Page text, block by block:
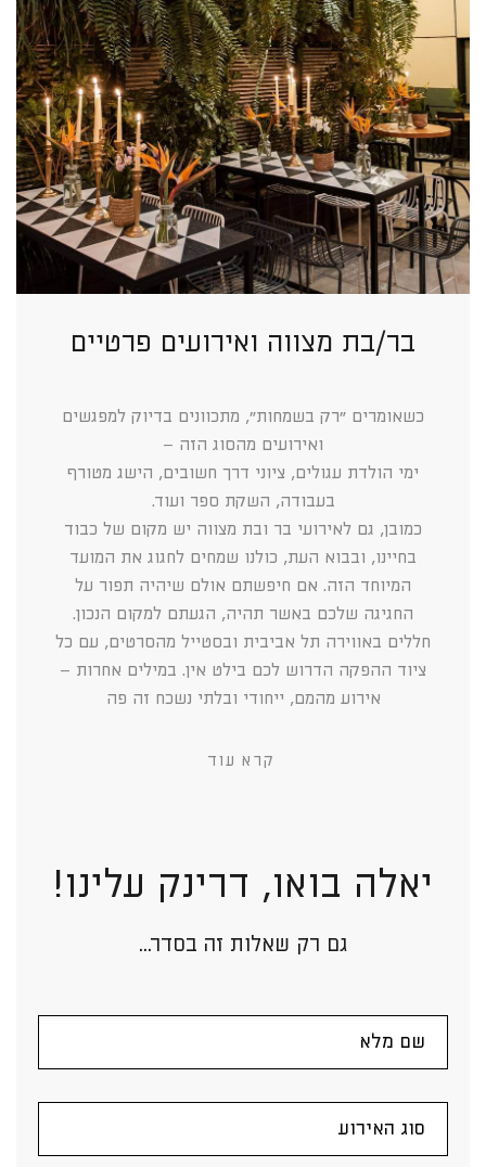
בר/בת מצווה ואירועים פרטיים
כשאומרים ״רק בשמחות״, מתכוונים בדיוק למפגשים
ואירועים מהסוג הזה –
ימי הולדת עגולים, ציוני דרך חשובים, הישג מטורף
בעבודה, השקת ספר ועוד.
כמובן, גם לאירועי בר ובת מצווה יש מקום של כבוד
בחיינו, ובבוא העת, כולנו שמחים לחגוג את המועד
המיוחד הזה. אם חיפשתם אולם שיהיה תפור על
החגיגה שלכם באשר תהיה, הגעתם למקום הנכון.
חללים באווירה תל אביבית ובסטייל מהסרטים, עם כל
ציוד ההפקה הדרוש לכם בילט אין. במילים אחרות –
אירוע מהמם, ייחודי ובלתי נשכח זה פה
קרא עוד
יאלה בואו, דרינק עלינו!
גם רק שאלות זה בסדר...